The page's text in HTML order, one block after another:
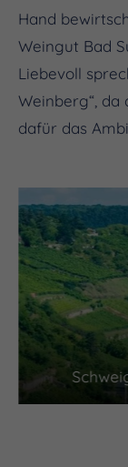
Hand
Weingut Bad
Liebevoll
Weinberg“, da
dafür das